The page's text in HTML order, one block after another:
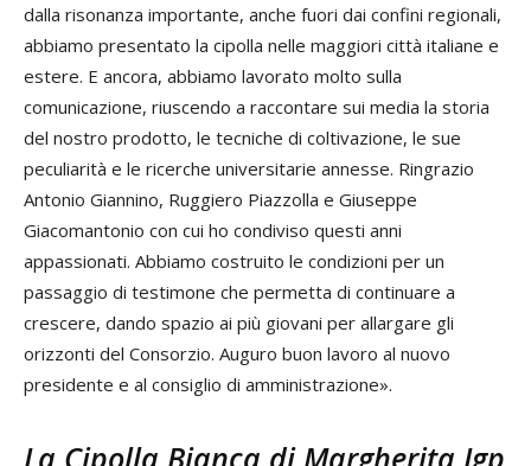
dalla risonanza importante, anche fuori dai confini regionali,
abbiamo presentato la cipolla nelle maggiori città italiane e
estere. E ancora, abbiamo lavorato molto sulla
comunicazione, riuscendo a raccontare sui media la storia
del nostro prodotto, le tecniche di coltivazione, le sue
peculiarità e le ricerche universitarie annesse. Ringrazio
Antonio Giannino, Ruggiero Piazzolla e Giuseppe
Giacomantonio con cui ho condiviso questi anni
appassionati. Abbiamo costruito le condizioni per un
passaggio di testimone che permetta di continuare a
crescere, dando spazio ai più giovani per allargare gli
orizzonti del Consorzio. Auguro buon lavoro al nuovo
presidente e al consiglio di amministrazione».
La Cipolla Bianca di Margherita Igp